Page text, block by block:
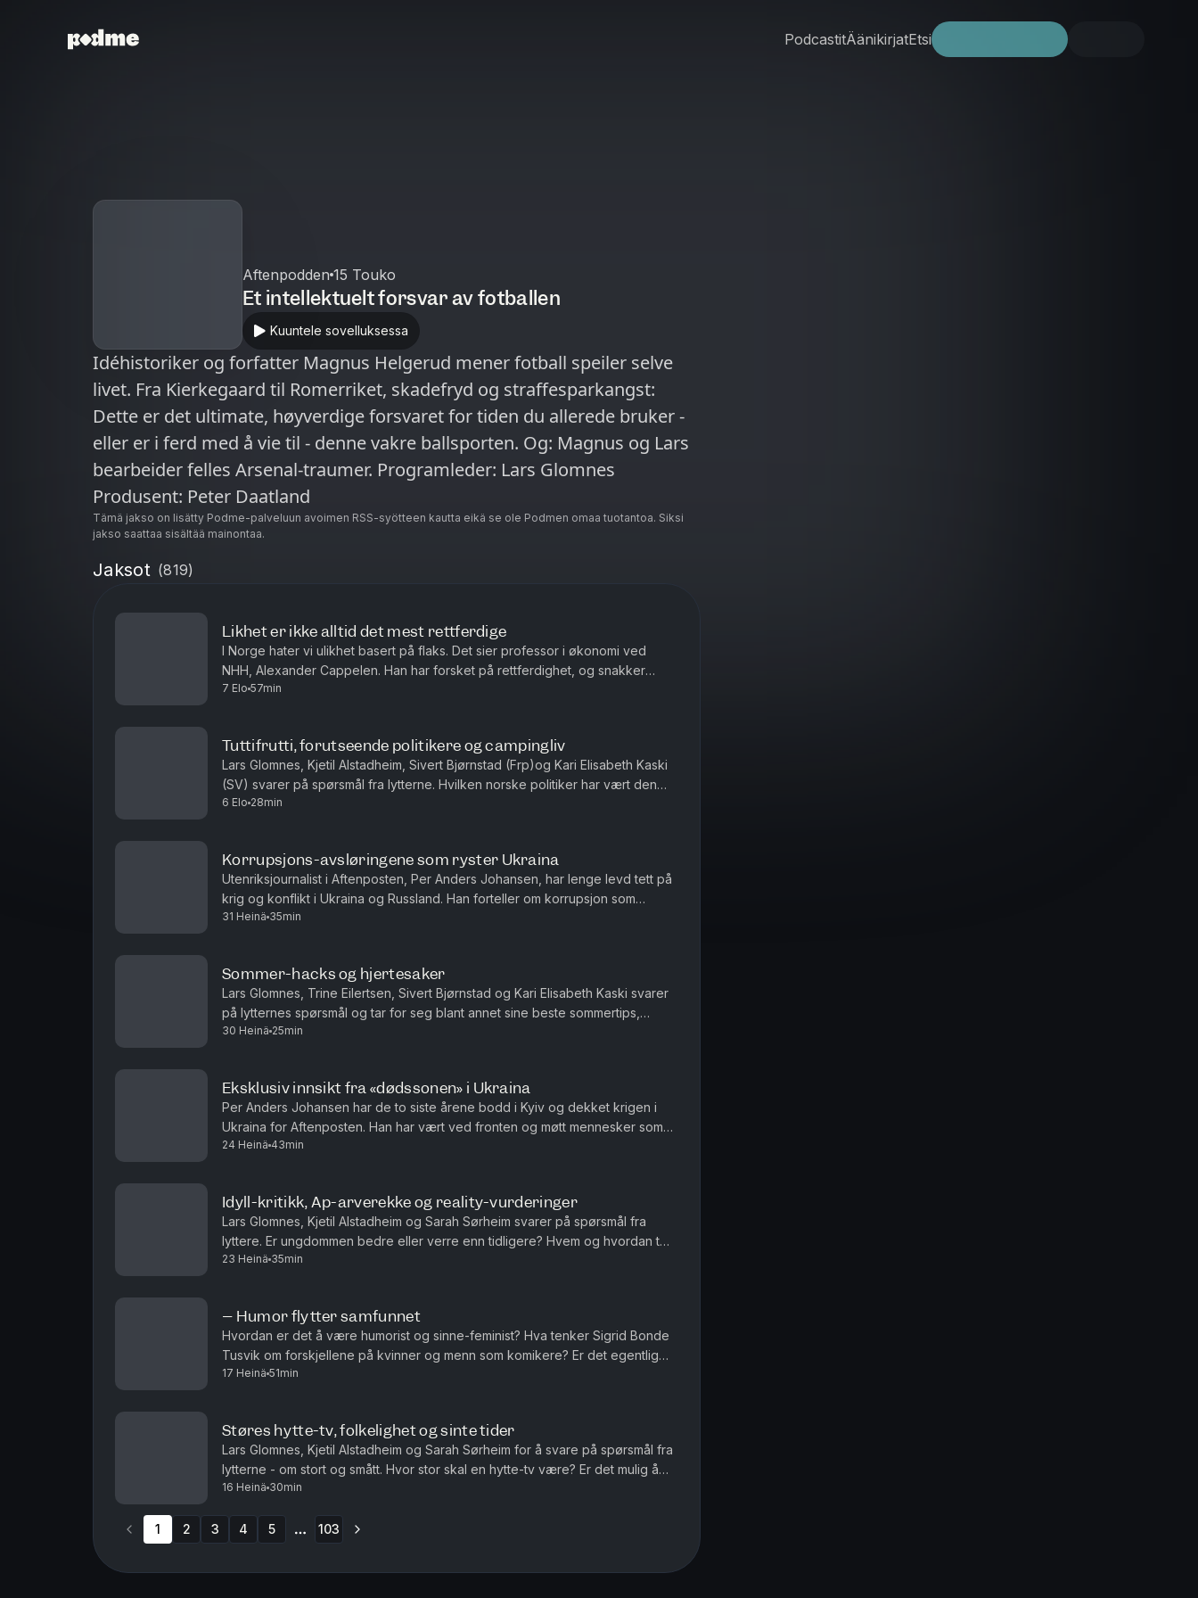
PodcastitÄänikirjatEtsi
Aftenpodden 15 Touko
Et intellektuelt forsvar av fotballen
Kuuntele sovelluksessa
Idéhistoriker og forfatter Magnus Helgerud mener fotball speiler selve
livet. Fra Kierkegaard til Romerriket, skadefryd og straffesparkangst:
Dette er det ultimate, høyverdige forsvaret for tiden du allerede bruker -
eller er i ferd med å vie til - denne vakre ballsporten. Og: Magnus og Lars
bearbeider felles Arsenal-traumer. Programleder: Lars Glomnes
Produsent: Peter Daatland
Tämä jakso on lisätty Podme-palveluun avoimen RSS-syötteen kautta eikä se ole Podmen omaa tuotantoa. Siksi
jakso saattaa sisältää mainontaa.
Jaksot (819)
Likhet er ikke alltid det mest rettferdige
I Norge hater vi ulikhet basert på flaks. Det sier professor i økonomi ved
NHH, Alexander Cappelen. Han har forsket på rettferdighet, og snakker
særlig om hvem som er åpne for økonomisk ulikhet som sk...
7 Elo 57min
Tuttifrutti, forutseende politikere og campingliv
Lars Glomnes, Kjetil Alstadheim, Sivert Bjørnstad (Frp)og Kari Elisabeth Kaski
(SV) svarer på spørsmål fra lytterne. Hvilken norske politiker har vært den
6 Elo 28min
Korrupsjons-avsløringene som ryster Ukraina
Utenriksjournalist i Aftenposten, Per Anders Johansen, har lenge levd tett på
krig og konflikt i Ukraina og Russland. Han forteller om korrupsjon som
nærmer seg presidentens innerste sirkler, og hvorf...
31 Heinä 35min
Sommer-hacks og hjertesaker
Lars Glomnes, Trine Eilertsen, Sivert Bjørnstad og Kari Elisabeth Kaski svarer
på lytternes spørsmål og tar for seg blant annet sine beste sommertips,
hvilke saker de virkelig brenner for og hvem som ...
30 Heinä 25min
Eksklusiv innsikt fra «dødssonen» i Ukraina
Per Anders Johansen har de to siste årene bodd i Kyiv og dekket krigen i
Ukraina for Aftenposten. Han har vært ved fronten og møtt mennesker som
har gått fra å ha helt vanlige jobber og liv, til å nå ...
24 Heinä 43min
Idyll-kritikk, Ap-arverekke og reality-vurderinger
Lars Glomnes, Kjetil Alstadheim og Sarah Sørheim svarer på spørsmål fra
lyttere. Er ungdommen bedre eller verre enn tidligere? Hvem og hvordan tar
noen over etter Jonas Gahr Støre og Trygve Slagsvold ...
23 Heinä 35min
– Humor flytter samfunnet
Hvordan er det å være humorist og sinne-feminist? Hva tenker Sigrid Bonde
Tusvik om forskjellene på kvinner og menn som komikere? Er det egentlig
lov til å kødde med kongen? Og Sigrid forteller om hva...
17 Heinä 51min
Støres hytte-tv, folkelighet og sinte tider
Lars Glomnes, Kjetil Alstadheim og Sarah Sørheim for å svare på spørsmål fra
lytterne - om stort og smått. Hvor stor skal en hytte-tv være? Er det mulig å
være folkelig som toppolitiker - og kommer d...
16 Heinä 30min
1 2 3 4 5 103